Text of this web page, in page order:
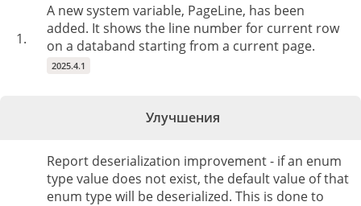
1.
A new system variable, PageLine, has been
added. It shows the line number for current row
on a databand starting from a current page.
2025.4.1
Улучшения
Report deserialization improvement - if an enum
type value does not exist, the default value of that
enum type will be deserialized. This is done to